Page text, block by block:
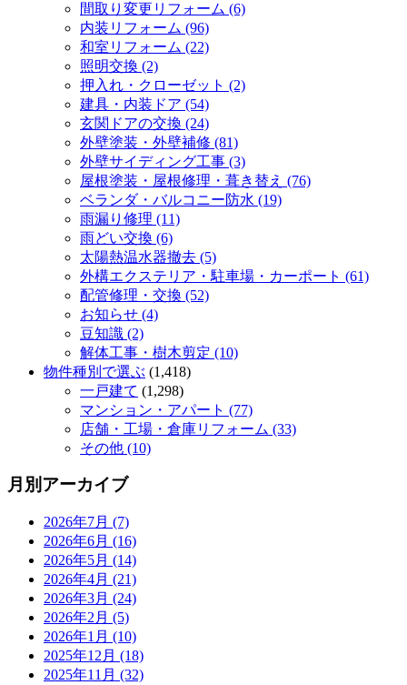
間取り変更リフォーム (6)
内装リフォーム (96)
和室リフォーム (22)
照明交換 (2)
押入れ・クローゼット (2)
建具・内装ドア (54)
玄関ドアの交換 (24)
外壁塗装・外壁補修 (81)
外壁サイディング工事 (3)
屋根塗装・屋根修理・葺き替え (76)
ベランダ・バルコニー防水 (19)
雨漏り修理 (11)
雨どい交換 (6)
太陽熱温水器撤去 (5)
外構エクステリア・駐車場・カーポート (61)
配管修理・交換 (52)
お知らせ (4)
豆知識 (2)
解体工事・樹木剪定 (10)
物件種別で選ぶ (1,418)
一戸建て (1,298)
マンション・アパート (77)
店舗・工場・倉庫リフォーム (33)
その他 (10)
月別アーカイブ
2026年7月 (7)
2026年6月 (16)
2026年5月 (14)
2026年4月 (21)
2026年3月 (24)
2026年2月 (5)
2026年1月 (10)
2025年12月 (18)
2025年11月 (32)